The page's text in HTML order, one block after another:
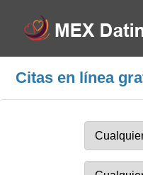
Citas en línea